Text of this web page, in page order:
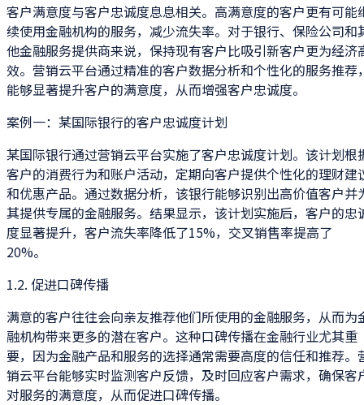
客户满意度与客户忠诚度息息相关。高满意度的客户更有可能
续使用金融机构的服务，减少流失率。对于银行、保险公司和
他金融服务提供商来说，保持现有客户比吸引新客户更为经济
效。营销云平台通过精准的客户数据分析和个性化的服务推荐
能够显著提升客户的满意度，从而增强客户忠诚度。
案例一：某国际银行的客户忠诚度计划
某国际银行通过营销云平台实施了客户忠诚度计划。该计划根
客户的消费行为和账户活动，定期向客户提供个性化的理财建
和优惠产品。通过数据分析，该银行能够识别出高价值客户并
其提供专属的金融服务。结果显示，该计划实施后，客户的忠
度显著提升，客户流失率降低了15%，交叉销售率提高了
20%。
1.2. 促进口碑传播
满意的客户往往会向亲友推荐他们所使用的金融服务，从而为
融机构带来更多的潜在客户。这种口碑传播在金融行业尤其重
要，因为金融产品和服务的选择通常需要高度的信任和推荐。
销云平台能够实时监测客户反馈，及时回应客户需求，确保客
对服务的满意度，从而促进口碑传播。